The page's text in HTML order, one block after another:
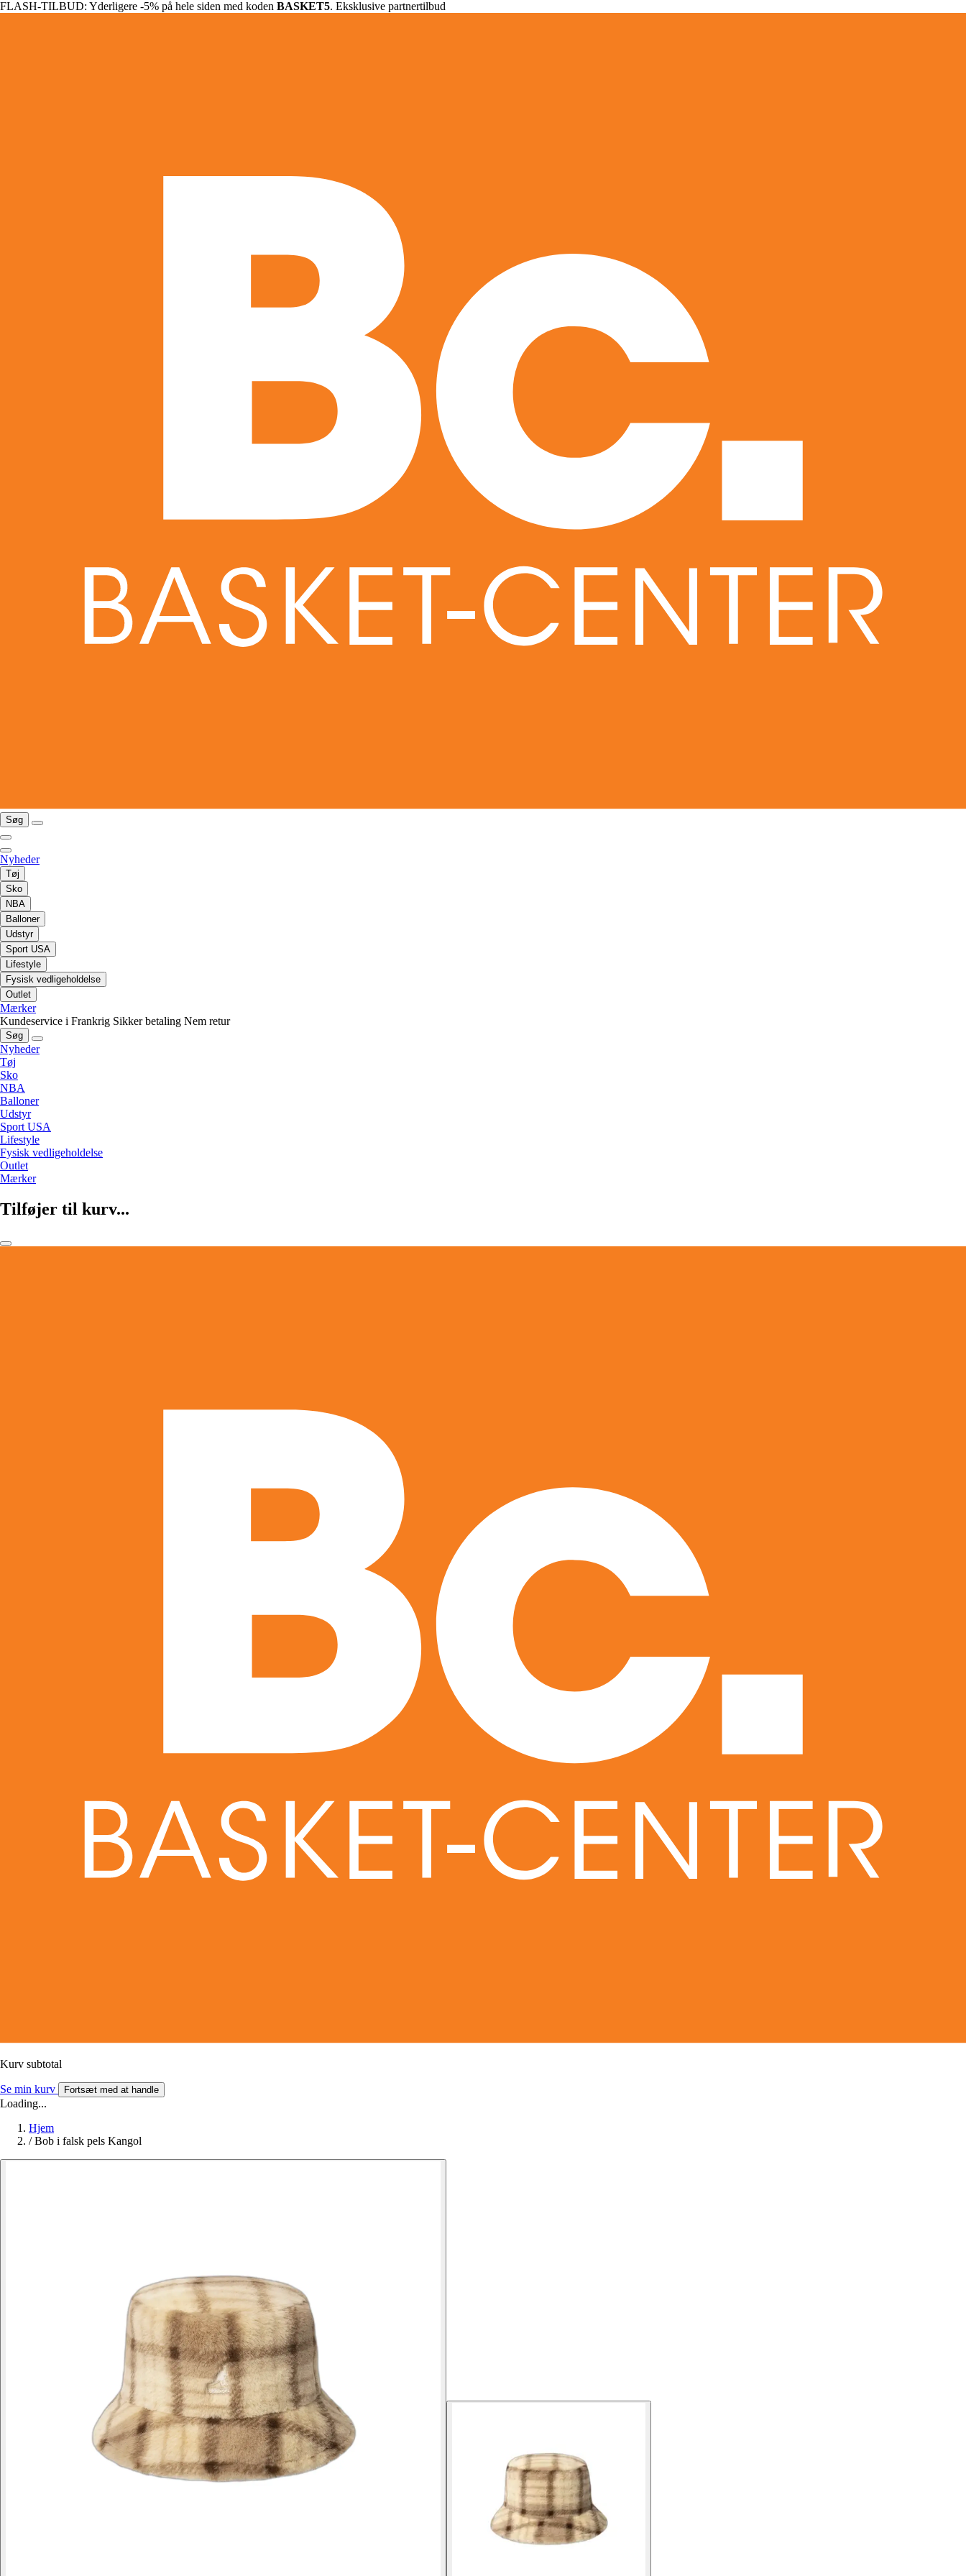
FLASH-TILBUD: Yderligere -5% på hele siden med koden BASKET5. Eksklusive partnertilbud
Søg
Nyheder
Tøj
Sko
NBA
Balloner
Udstyr
Sport USA
Lifestyle
Fysisk vedligeholdelse
Outlet
Mærker
Kundeservice i Frankrig Sikker betaling Nem retur
Søg
Nyheder
Tøj
Sko
NBA
Balloner
Udstyr
Sport USA
Lifestyle
Fysisk vedligeholdelse
Outlet
Mærker
Tilføjer til kurv...
Kurv subtotal
Se min kurv Fortsæt med at handle
Loading...
Hjem
/ Bob i falsk pels Kangol